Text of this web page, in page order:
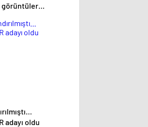
görüntüler
yaptılar
adayı oldu